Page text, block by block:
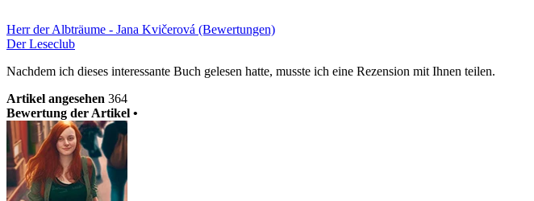
Herr der Albträume - Jana Kvičerová (Bewertungen)
Der Leseclub
Nachdem ich dieses interessante Buch gelesen hatte, musste ich eine Rezension mit Ihnen teilen.
Artikel angesehen 364
Bewertung der Artikel •